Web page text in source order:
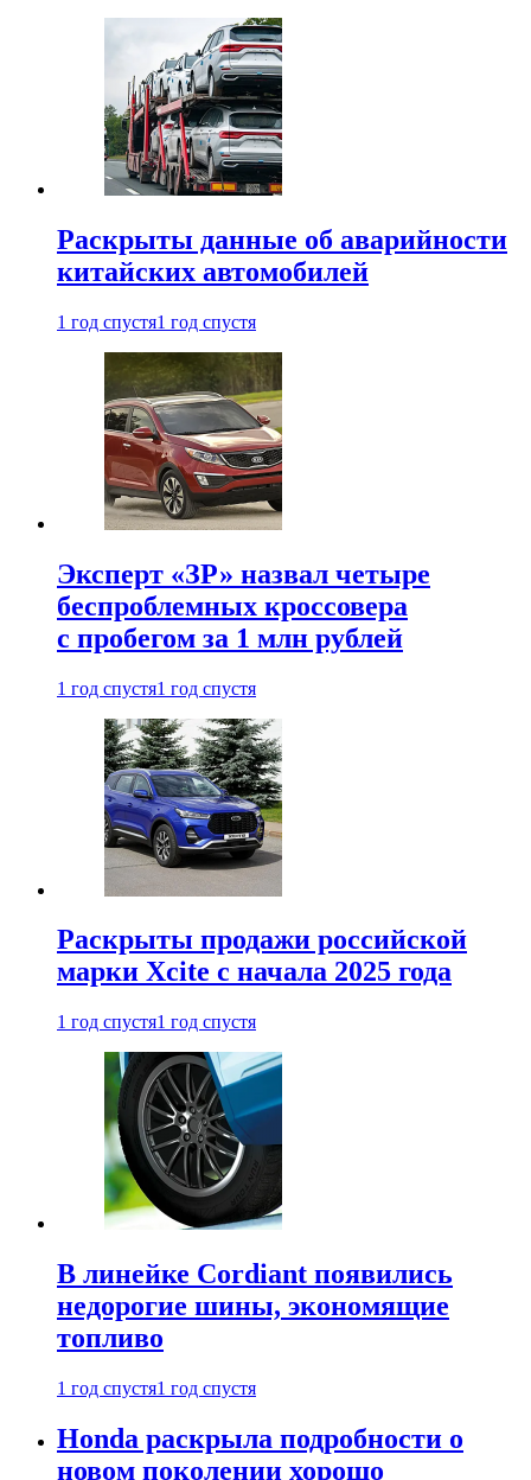
Раскрыты данные об аварийности
китайских автомобилей
1 год спустя1 год спустя
Эксперт «ЗР» назвал четыре
беспроблемных кроссовера
с пробегом за 1 млн рублей
1 год спустя1 год спустя
Раскрыты продажи российской
марки Xcite с начала 2025 года
1 год спустя1 год спустя
В линейке Cordiant появились
недорогие шины, экономящие
топливо
1 год спустя1 год спустя
Honda раскрыла подробности о
новом поколении хорошо